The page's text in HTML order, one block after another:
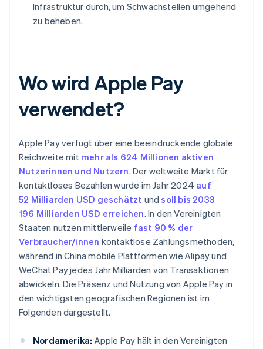
Infrastruktur durch, um Schwachstellen umgehend
zu beheben.
Wo wird Apple Pay
verwendet?
Apple Pay verfügt über eine beeindruckende globale
Reichweite mit mehr als 624 Millionen aktiven
Nutzerinnen und Nutzern. Der weltweite Markt für
kontaktloses Bezahlen wurde im Jahr 2024 auf
52 Milliarden USD geschätzt undsoll bis 2033
196 Milliarden USD erreichen. In den Vereinigten
Staaten nutzen mittlerweile fast 90 % der
Verbraucher/innen kontaktlose Zahlungsmethoden,
während in China mobile Plattformen wie Alipay und
WeChat Pay jedes Jahr Milliarden von Transaktionen
abwickeln. Die Präsenz und Nutzung von Apple Pay in
den wichtigsten geografischen Regionen ist im
Folgenden dargestellt.
Nordamerika: Apple Pay hält in den Vereinigten